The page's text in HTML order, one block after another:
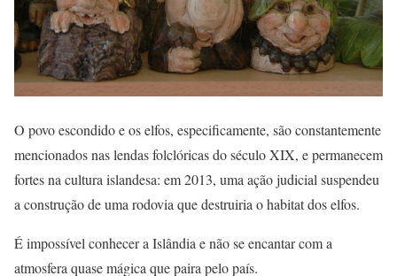
O povo escondido e os elfos, especificamente, são constantemente
mencionados nas lendas folclóricas do século XIX, e permanecem
fortes na cultura islandesa: em 2013, uma ação judicial suspendeu
a construção de uma rodovia que destruiria o habitat dos elfos.
É impossível conhecer a Islândia e não se encantar com a
atmosfera quase mágica que paira pelo país.